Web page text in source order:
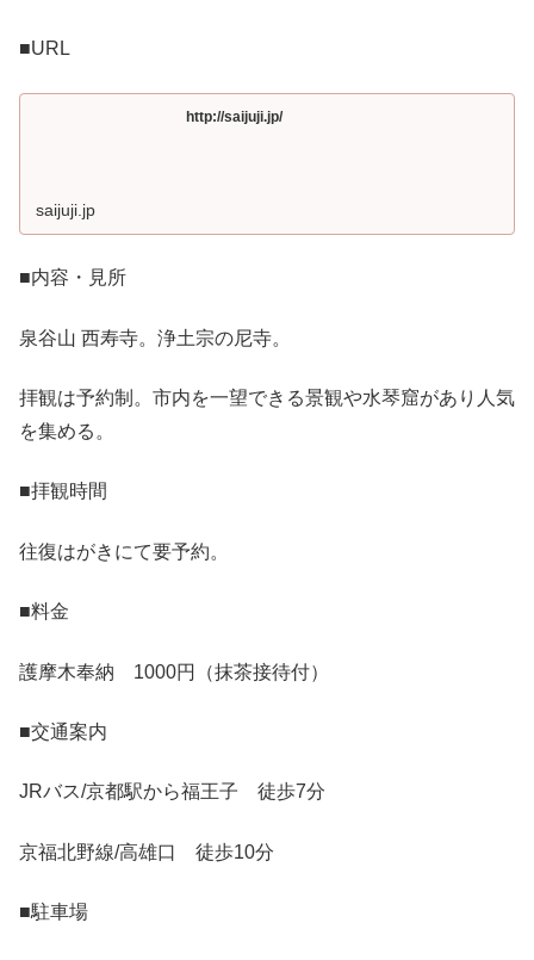
■URL
http://saijuji.jp/
saijuji.jp
■内容・見所
泉谷山 西寿寺。浄土宗の尼寺。
拝観は予約制。市内を一望できる景観や水琴窟があり人気
を集める。
■拝観時間
往復はがきにて要予約。
■料金
護摩木奉納 1000円（抹茶接待付）
■交通案内
JRバス/京都駅から福王子 徒歩7分
京福北野線/高雄口 徒歩10分
■駐車場